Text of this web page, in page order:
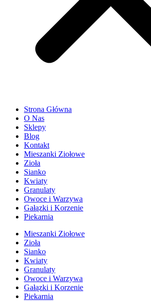
Strona Główna
O Nas
Sklepy
Blog
Kontakt
Mieszanki Ziołowe
Zioła
Sianko
Kwiaty
Granulaty
Owoce i Warzywa
Gałązki i Korzenie
Piekarnia
Mieszanki Ziołowe
Zioła
Sianko
Kwiaty
Granulaty
Owoce i Warzywa
Gałązki i Korzenie
Piekarnia